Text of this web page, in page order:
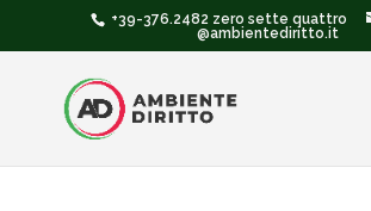
+39-376.2482 zero sette quattro
@ambientediritto.it